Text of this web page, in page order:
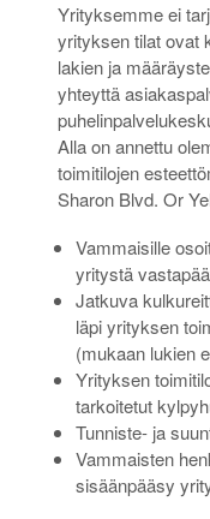
Yrityksemme ei
yrityksen tilat ovat
lakien ja
yhteyttä
Alla on annettu
toimitilojen
Sharon Blvd. Or
Vammaisille
yritystä
Jatkuva
läpi yrityksen
(mukaan lukien
Yrityksen
tarkoitetut
Tunniste- ja
Vammaisten
sisäänpääsy